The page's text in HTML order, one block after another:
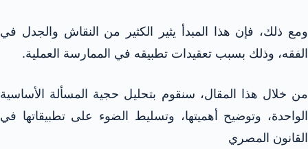
ومع ذلك، فإن هذا المبدأ يثير الكثير من النقاش والجدل في
الفقه، وذلك بسبب تعقيدات تطبيقه في الممارسة العملية.
من خلال هذا المقال، سنقوم بتحليل حجية المسألة الأساسية
الواحدة، وتوضيح أهميتها، وتسليط الضوء على تطبيقاتها في
القانون المصري